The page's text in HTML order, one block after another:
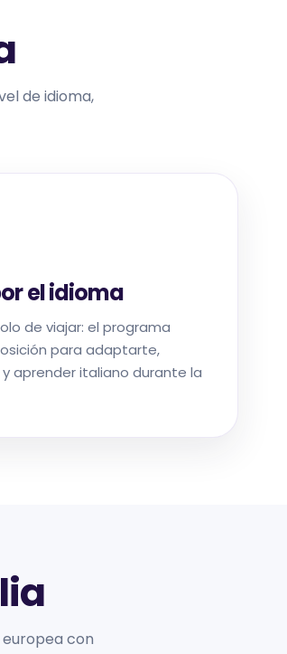
de idioma,
el idioma
de viajar: el programa
para adaptarte,
aprender italiano durante la
europea con